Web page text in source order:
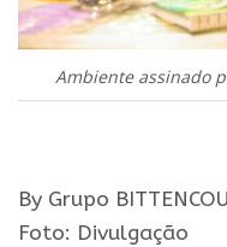
Ambiente assinado
By Grupo
Foto: Divulgação